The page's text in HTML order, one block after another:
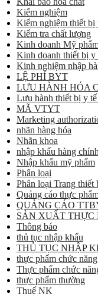
Kiểm nghiệm
Kiểm nghiệm thiết bị
Kiểm tra chất lượng
Kinh doanh Mỹ
Kinh doanh thiết bị
Kinh nghiệm nhập
LỆ PHÍ BYT
LƯU HÀNH HÓA
Lưu hành thiết bị y
MÃ VTYT
Marketing
nhãn hàng hóa
Nhãn khoa
nhập khẩu hàng
Nhập khẩu mỹ phẩm
Phân loại
Phân loại Trang thiết
Quảng cáo thực
QUẢNG CÁO
SẢN XUẤT THỰC
Thông báo
thủ tục nhập khẩu
THỦ TỤC NHẬP
thực phẩm chức năng
Thực phẩm chức
thực phẩm thường
Thuế NK